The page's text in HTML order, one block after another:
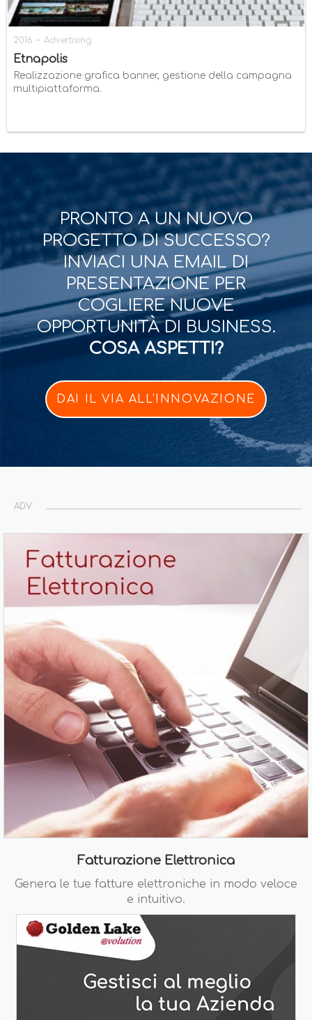
2016 - Advertising
Etnapolis
Realizzazione grafica banner, gestione della campagna
multipiattaforma.
PRONTO A UN NUOVO
PROGETTO DI SUCCESSO?
INVIACI UNA EMAIL DI
PRESENTAZIONE PER
COGLIERE NUOVE
OPPORTUNITÀ DI BUSINESS.
COSA ASPETTI?
DAI IL VIA ALL'INNOVAZIONE
ADV
Fatturazione Elettronica
Genera le tue fatture elettroniche in modo veloce
e intuitivo.